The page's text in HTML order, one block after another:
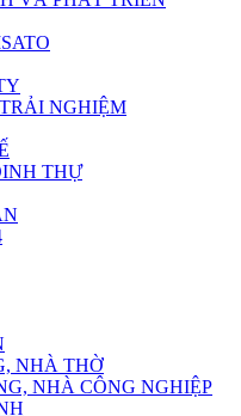
NGHIỆM
THỰ
NHÀ THỜ
NHÀ CÔNG NGHIỆP